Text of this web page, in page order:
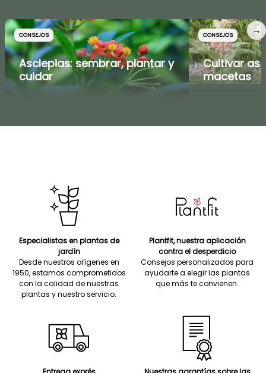
CONSEJOS
Asclepias: sembrar, plantar y
cuidar
CONSEJOS
Cultivar
macetas
→
Especialistas en plantas de
jardín
Desde nuestros orígenes en
1950, estamos comprometidos
con la calidad de nuestras
plantas y nuestro servicio.
Plantfit, nuestra aplicación
contra el desperdicio
Consejos personalizados para
ayudarte a elegir las plantas
que más te convienen.